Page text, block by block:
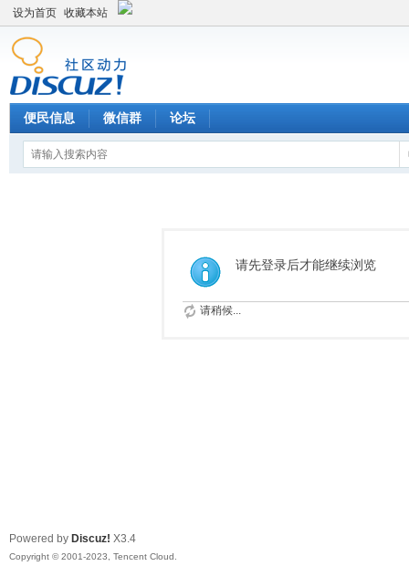
设为首页 收藏本站
便民信息 微信群 论坛
请先登录后才能继续浏览
请稍候...
Powered by Discuz! X3.4
Copyright © 2001-2023, Tencent Cloud.